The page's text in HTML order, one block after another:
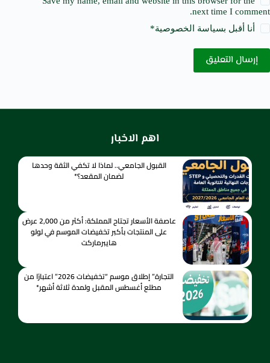
next time I comment.
أنا أقبل بسياسة الخصوصية*
إرسال التعليق
اهم الاخبار
القبول الجامعي.. لماذا لا تكفي الثقة وحدها
لضمان المقعد؟*
عاصفة الأسعار تجتاح المملكة: أكثر من 2,000 عرض
على المنتجات بأكبر تخفيضات الموسم في لولو
هايبرماركت
التجارة” إطلاق موسم “تخفيضات 2026” اعتبارًا من
مطلع أغسطس المقبل ولمدة ثلاثة أشهر*